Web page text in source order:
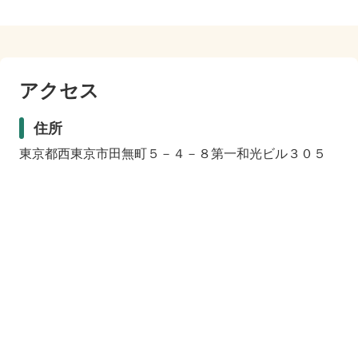
アクセス
住所
東京都西東京市田無町５－４－８第一和光ビル３０５